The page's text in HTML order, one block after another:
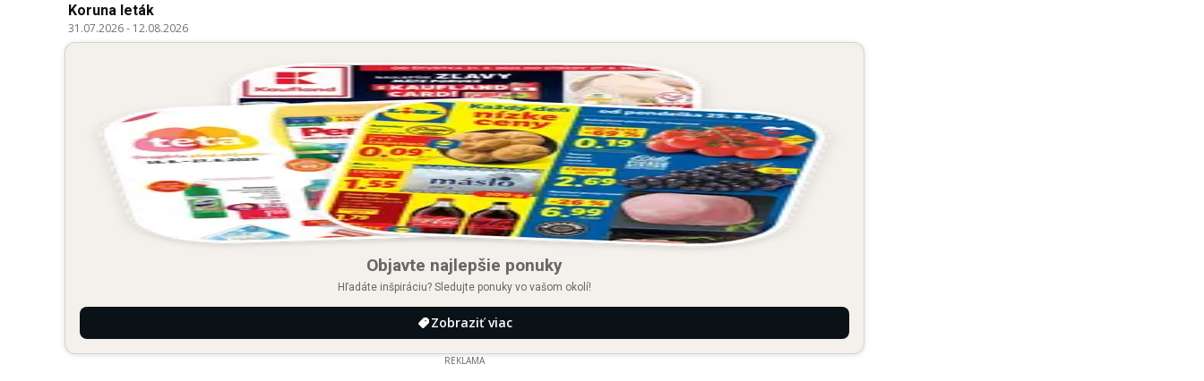
Koruna leták
31.07.2026- 12.08.2026
Objavte najlepšie ponuky
Hľadáte inšpiráciu? Sledujte ponuky vo vašom okolí!
Zobraziť viac
REKLAMA